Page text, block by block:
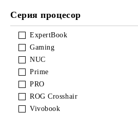
Серия процесор
ExpertBook
Gaming
NUC
Prime
PRO
ROG Crosshair
Vivobook